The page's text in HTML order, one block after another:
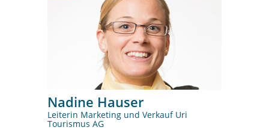
Nadine Hauser
Leiterin Marketing und Verkauf Uri
Tourismus AG